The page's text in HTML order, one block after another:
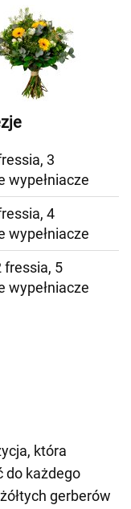
3
wypełniacze
4
wypełniacze
fressia, 5
wypełniacze
która
do każdego
gerberów